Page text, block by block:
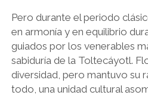
Pero durante el periodo
en armonía y en equilibrio
guiados por los venerables
sabiduría de la Toltecáyotl.
diversidad, pero mantuvo su
todo, una unidad cultural